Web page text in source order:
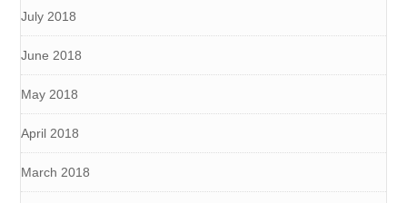
July 2018
June 2018
May 2018
April 2018
March 2018